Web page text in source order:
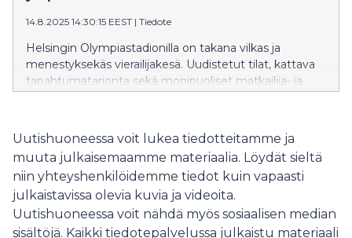
14.8.2025 14:30:15 EEST | Tiedote
Helsingin Olympiastadionilla on takana vilkas ja
menestyksekäs vierailijakesä. Uudistetut tilat, kattava
tapahtumatarjonta sekä monipuoliset matkailija- ja
Uutishuoneessa voit lukea tiedotteitamme ja
muuta julkaisemaamme materiaalia. Löydät sieltä
niin yhteyshenkilöidemme tiedot kuin vapaasti
julkaistavissa olevia kuvia ja videoita.
Uutishuoneessa voit nähdä myös sosiaalisen median
sisältöjä. Kaikki tiedotepalvelussa julkaistu materiaali